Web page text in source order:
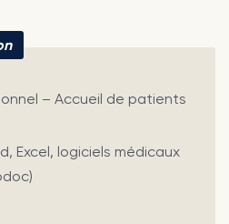
– Accueil de patients
Excel, logiciels médicaux